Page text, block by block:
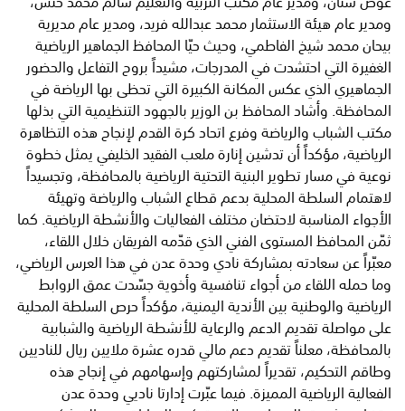
ومدير عام هيئة الاستثمار محمد عبدالله فريد، ومدير عام مديرية
بيحان محمد شيخ الفاطمي، وحيث حيّا المحافظ الجماهير الرياضية
الغفيرة التي احتشدت في المدرجات، مشيداً بروح التفاعل والحضور
الجماهيري الذي عكس المكانة الكبيرة التي تحظى بها الرياضة في
المحافظة. وأشاد المحافظ بن الوزير بالجهود التنظيمية التي بذلها
مكتب الشباب والرياضة وفرع اتحاد كرة القدم لإنجاح هذه التظاهرة
الرياضية، مؤكداً أن تدشين إنارة ملعب الفقيد الخليفي يمثل خطوة
نوعية في مسار تطوير البنية التحتية الرياضية بالمحافظة، وتجسيداً
لاهتمام السلطة المحلية بدعم قطاع الشباب والرياضة وتهيئة
الأجواء المناسبة لاحتضان مختلف الفعاليات والأنشطة الرياضية. كما
ثمّن المحافظ المستوى الفني الذي قدّمه الفريقان خلال اللقاء،
معبّراً عن سعادته بمشاركة نادي وحدة عدن في هذا العرس الرياضي،
وما حمله اللقاء من أجواء تنافسية وأخوية جسّدت عمق الروابط
الرياضية والوطنية بين الأندية اليمنية، مؤكداً حرص السلطة المحلية
على مواصلة تقديم الدعم والرعاية للأنشطة الرياضية والشبابية
بالمحافظة، معلناً تقديم دعم مالي قدره عشرة ملايين ريال للناديين
وطاقم التحكيم، تقديراً لمشاركتهم وإسهامهم في إنجاح هذه
الفعالية الرياضية المميزة. فيما عبّرت إدارتا ناديي وحدة عدن